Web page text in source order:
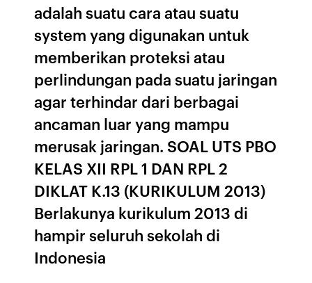
adalah suatu cara atau suatu
system yang digunakan untuk
memberikan proteksi atau
perlindungan pada suatu jaringan
agar terhindar dari berbagai
ancaman luar yang mampu
merusak jaringan. SOAL UTS PBO
KELAS XII RPL 1 DAN RPL 2
DIKLAT K.13 (KURIKULUM 2013)
Berlakunya kurikulum 2013 di
hampir seluruh sekolah di
Indonesia